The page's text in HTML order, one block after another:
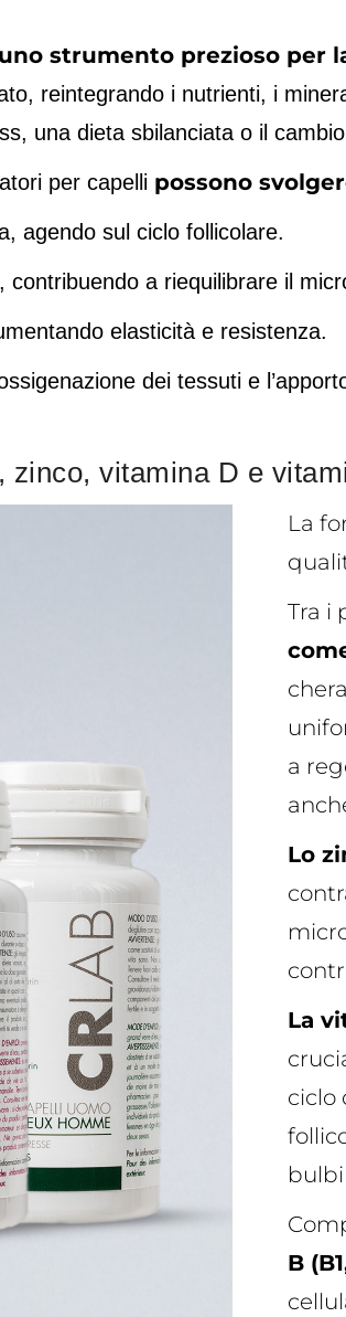
uno strumento prezioso per
reintegrando i nutrienti, i
una dieta sbilanciata o il
per capelli possono
agendo sul ciclo follicolare.
, contribuendo a riequilibrare il
elasticità e resistenza.
dei tessuti e
vitamina D e
La
Tra i
a
Lo
La
ciclo
B